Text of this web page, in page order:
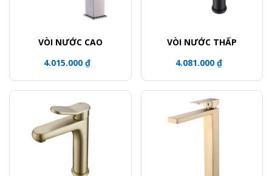
VÒI NƯỚC CAO
4.015.000 ₫
VÒI NƯỚC THẤP
4.081.000 ₫